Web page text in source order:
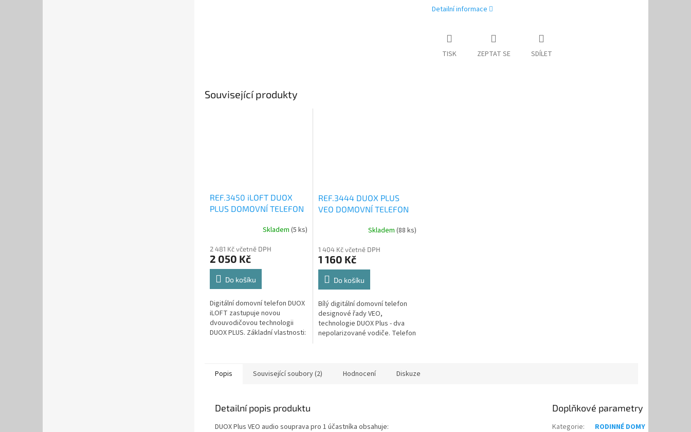
Detailní informace
TISK ZEPTAT SE SDÍLET
Související produkty
REF.3450 iLOFT DUOX
PLUS DOMOVNÍ TELEFON
Skladem (5 ks)
2 481 Kč včetně DPH
2 050 Kč
Do košíku
Digitální domovní telefon DUOX
iLOFT zastupuje novou
dvouvodičovou technologii
DUOX PLUS. Základní vlastnosti:
REF.3444 DUOX PLUS
VEO DOMOVNÍ TELEFON
Skladem (88 ks)
1 404 Kč včetně DPH
1 160 Kč
Do košíku
Bílý digitální domovní telefon
designové řady VEO,
technologie DUOX Plus - dva
nepolarizované vodiče. Telefon
Popis
Související soubory (2) Hodnocení Diskuze
Detailní popis produktu
DUOX Plus VEO audio souprava pro 1 účastníka obsahuje:
Doplňkové parametry
Kategorie: RODINNÉ DOMY